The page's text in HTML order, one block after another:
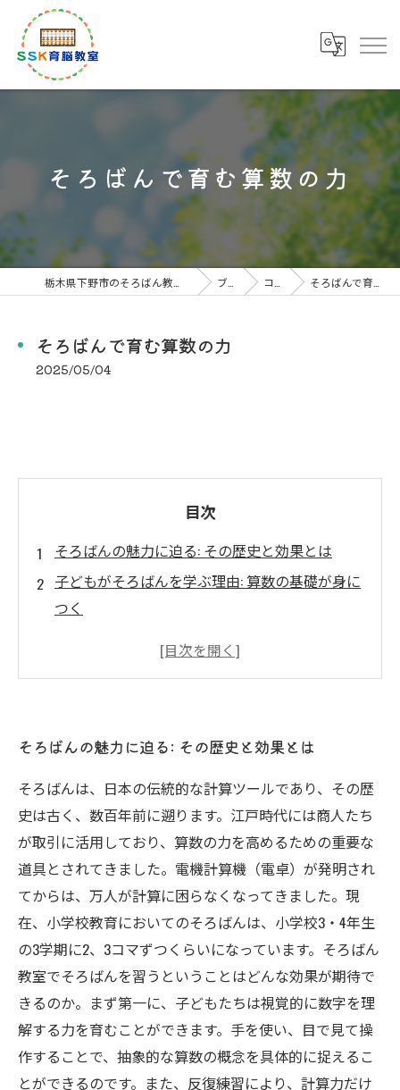
そろばんで育む算数の力
ブログ コラム そろばんで育む算数の力
そろばんで育む算数の力
2025/05/04
目次
そろばんの魅力に迫る: その歴史と効果とは
子どもがそろばんを学ぶ理由: 算数の基礎が身に
つく
そろばんで鍛える集中力: 学びの効果を深掘り
向上
そろばん教育の未来: 次世代に伝えたい力とは
保護者が知っておくべきそろばんのメリットと
選び方
そろばんの魅力に迫る: その歴史と効果とは
そろばんは、日本の伝統的な計算ツールであり、その歴
史は古く、数百年前に遡ります。江戸時代には商人たち
が取引に活用しており、算数の力を高めるための重要な
道具とされてきました。電機計算機（電卓）が発明され
てからは、万人が計算に困らなくなってきました。現
在、小学校教育においてのそろばんは、小学校3・4年生
の3学期に2、3コマずつくらいになっています。そろばん
教室でそろばんを習うということはどんな効果が期待で
きるのか。まず第一に、子どもたちは視覚的に数字を理
解する力を育むことができます。手を使い、目で見て操
作することで、抽象的な算数の概念を具体的に捉えるこ
とができるのです。また、反復練習により、計算力だけ